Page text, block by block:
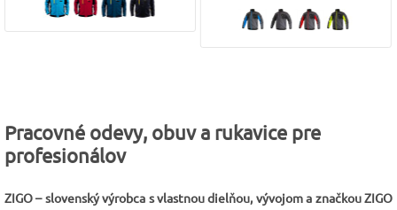
Pracovné odevy, obuv a rukavice pre
profesionálov
ZIGO – slovenský výrobca s vlastnou dielňou, vývojom a značkou ZIGO